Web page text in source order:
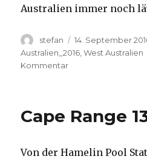
Australien immer noch
Autor
stefan
Veröffentlicht
am
14. September
Australien_2016 ,West Australien
Kommentarzu
Cape Range
Von der Hamelin Pool